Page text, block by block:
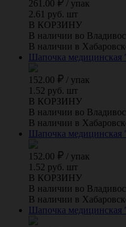
261.00 / упак
2.61 руб. шт
В КОРЗИНУ
В наличии во
В наличии в
Шапочка медицинская
152.00 / упак
1.52 руб. шт
В КОРЗИНУ
В наличии во
В наличии в
Шапочка медицинская
152.00 / упак
1.52 руб. шт
В КОРЗИНУ
В наличии во
В наличии в
Шапочка медицинская